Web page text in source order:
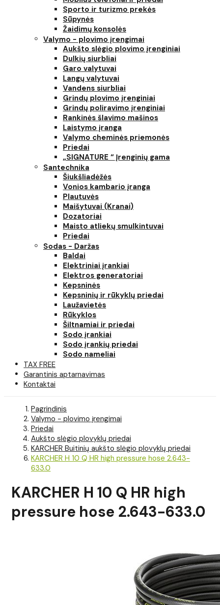
Sporto ir turizmo prekės
Sūpynės
Žaidimų konsolės
Valymo - plovimo įrengimai
Aukšto slėgio plovimo įrenginiai
Dulkių siurbliai
Garo valytuvai
Langų valytuvai
Vandens siurbliai
Grindų plovimo įrenginiai
Grindų poliravimo įrenginiai
Rankinės šlavimo mašinos
Laistymo įranga
Valymo cheminės priemonės
Priedai
„SIGNATURE “ Įrenginių gama
Santechnika
Šiukšliadėžės
Vonios kambario įranga
Plautuvės
Maišytuvai (Kranai)
Dozatoriai
Maisto atliekų smulkintuvai
Priedai
Sodas - Daržas
Baldai
Elektriniai įrankiai
Elektros generatoriai
Kepsninės
Kepsninių ir rūkyklų priedai
Laužavietės
Rūkyklos
Šiltnamiai ir priedai
Sodo įrankiai
Sodo įrankių priedai
Sodo nameliai
TAX FREE
Garantinis aptarnavimas
Kontaktai
Pagrindinis
Valymo - plovimo įrengimai
Priedai
Aukšto slėgio plovyklų priedai
KARCHER Buitinių aukšto slėgio plovyklų priedai
KARCHER H 10 Q HR high pressure hose 2.643-
633.0
KARCHER H 10 Q HR high
pressure hose 2.643-633.0